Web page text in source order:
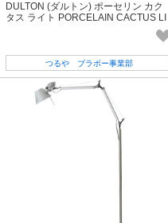
DULTON (ダルトン) ポーセリン カク
タス ライト PORCELAIN CACTUS LI
つるや ブラボー事業部